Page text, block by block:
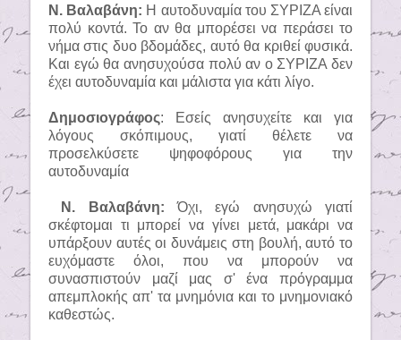
Ν. Βαλαβάνη: Η αυτοδυναμία του ΣΥΡΙΖΑ είναι
πολύ κοντά. Το αν θα μπορέσει να περάσει το
νήμα στις δυο βδομάδες, αυτό θα κριθεί φυσικά.
Και εγώ θα ανησυχούσα πολύ αν ο ΣΥΡΙΖΑ δεν
έχει αυτοδυναμία και μάλιστα για κάτι λίγο.
Δημοσιογράφος: Εσείς ανησυχείτε και για
λόγους σκόπιμους, γιατί θέλετε να
προσελκύσετε ψηφοφόρους για την
αυτοδυναμία
Ν. Βαλαβάνη: Όχι, εγώ ανησυχώ γιατί
σκέφτομαι τι μπορεί να γίνει μετά, μακάρι να
υπάρξουν αυτές οι δυνάμεις στη βουλή, αυτό το
ευχόμαστε όλοι, που να μπορούν να
συνασπιστούν μαζί μας σ' ένα πρόγραμμα
απεμπλοκής απ' τα μνημόνια και το μνημονιακό
καθεστώς.